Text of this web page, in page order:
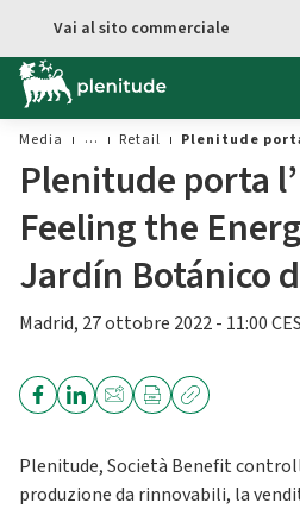
Vai al contenuto principale
Vai al sito commerciale
Media Retail Plenitude
Plenitude porta
Feeling the
Jardín Botánico
Madrid, 27 ottobre 2022 - 11:00
Plenitude, Società Benefit
produzione da rinnovabili, la